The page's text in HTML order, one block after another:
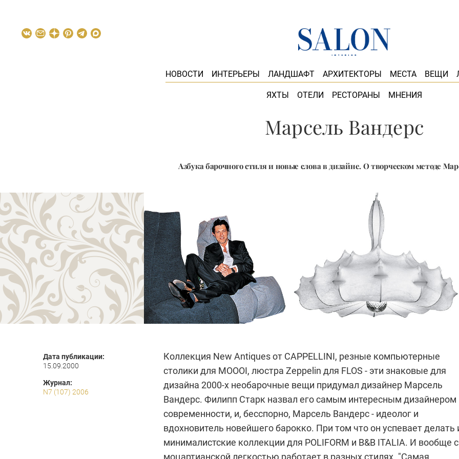
НОВОСТИ ИНТЕРЬЕРЫ ЛАНДШАФТ АРХИТЕКТОРЫ МЕСТА ВЕЩИ
ЯХТЫ ОТЕЛИ РЕСТОРАНЫ МНЕНИЯ
Марсель Вандерс
Азбука барочного стиля и новые слова в дизайне. О творческом методе
Дата публикации:
15.09.2000
Журнал:
N7 (107) 2006
Коллекция New Antiques от CAPPELLINI, резные компьютерные
столики для MOOOI, люстра Zeppelin для FLOS - эти знаковые для
дизайна 2000-х необарочные вещи придумал дизайнер Марсель
Вандерс. Филипп Старк назвал его самым интересным дизайнером
современности, и, бесспорно, Марсель Вандерс - идеолог и
вдохновитель новейшего барокко. При том что он успевает делать
минималистские коллекции для POLIFORM и B&B ITALIA. И вообще с
моцартианской легкостью работает в разных стилях. "Самая